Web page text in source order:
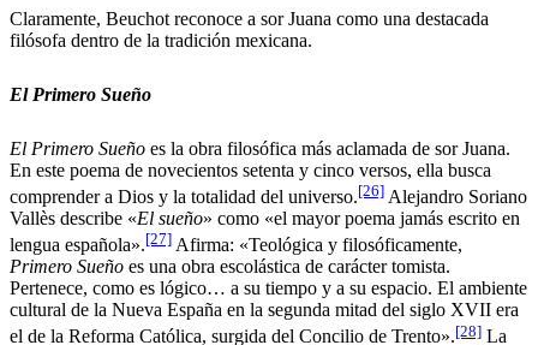
Claramente, Beuchot reconoce a sor Juana como una destacada
filósofa dentro de la tradición mexicana.
El Primero Sueño
El Primero Sueño es la obra filosófica más aclamada de sor Juana.
En este poema de novecientos setenta y cinco versos, ella busca
comprender a Dios y la totalidad del universo.[26] Alejandro Soriano
Vallès describe «El sueño» como «el mayor poema jamás escrito en
lengua española».[27] Afirma: «Teológica y filosóficamente,
Primero Sueño es una obra escolástica de carácter tomista.
Pertenece, como es lógico… a su tiempo y a su espacio. El ambiente
cultural de la Nueva España en la segunda mitad del siglo XVII era
el de la Reforma Católica, surgida del Concilio de Trento».[28] La